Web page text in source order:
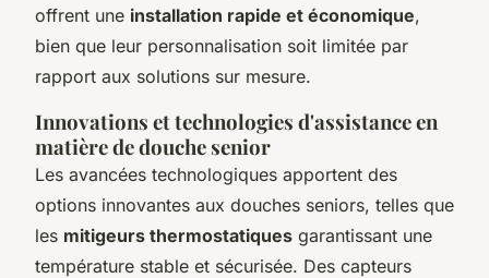
offrent une installation rapide et économique,
bien que leur personnalisation soit limitée par
rapport aux solutions sur mesure.
Innovations et technologies d'assistance en
matière de douche senior
Les avancées technologiques apportent des
options innovantes aux douches seniors, telles que
les mitigeurs thermostatiques garantissant une
température stable et sécurisée. Des capteurs